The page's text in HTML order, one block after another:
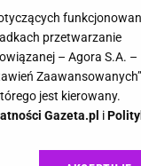
się
z
za...
przetwarzanie
– Agora S.A. –
Zaawansowanych”
jest kierowany.
Gazeta.pl i